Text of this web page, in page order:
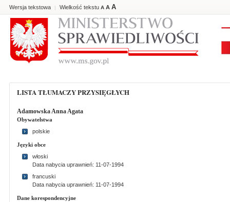
Wersja tekstowa | Wielkość tekstu A A A
LISTA TŁUMACZY PRZYSIĘGŁYCH
Adamowska Anna Agata
Obywatelstwa
polskie
Języki obce
włoski
Data nabycia uprawnień: 11-07-1994
francuski
Data nabycia uprawnień: 11-07-1994
Dane korespondencyjne